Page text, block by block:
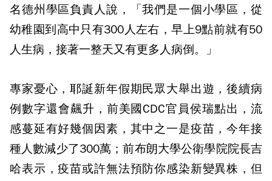
名德州學區負責人說，「我們是一個小學區，從
幼稚園到高中只有300人左右，早上9點前就有50
人生病，接著一整天又有更多人病倒。」
專家憂心，耶誕新年假期民眾大舉出遊，後續病
例數字還會飆升，前美國CDC官員侯瑞點出，流
感蔓延有好幾個因素，其中之一是疫苗，今年接
種人數減少了300萬；前布朗大學公衛學院院長吉
哈表示，疫苗或許無法預防你感染新變異株，但